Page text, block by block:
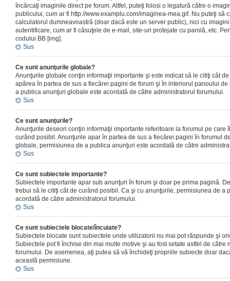
încărcaţi imaginile direct pe forum. Altfel, puteţi folosi o legatură către o
publicului, cum ar fi http://www.examplu.com/imaginea-mea.gif. Nu puteţi să
calculatorul dumneavoastră (doar dacă este un server public), nici cu
autentificare, cum ar fi căsuţele de e-mail, site-uri protejate cu parolă, etc.
codului BB [img].
Sus
Ce sunt anunţurile globale?
Anunţurile globale conţin informaţii importante şi este indicat să le citiţi cât
apărea în partea de sus a fiecărei pagini de forum şi în interiorul panoului
a publica anunţuri globale este acordată de către administratorul forumului.
Sus
Ce sunt anunţurile?
Anunţurile deseori conţin informaţii importante referitoare la forumul pe care
curând posibil. Anunţurile apar în partea de sus a fiecărei pagini în forumul
globale, permisiunea de a publica anunţuri este acordată de către
Sus
Ce sunt subiectele importante?
Subiectele importante apar sub anunţuri în forum şi doar pe prima pagină.
trebui să le citiţi cât de curând posibil. Ca şi cu anunţurile, permisiunea de a
acordată de către administratorul forumului.
Sus
Ce sunt subiectele blocate/încuiate?
Subiectele blocate sunt subiectele unde utilizatorii nu mai pot răspunde şi
Subiectele pot fi închise din mai multe motive şi au fost setate astfel de către
forumului. De asemenea, aţi putea să vă închideţi propriile subiecte doar
această permisiune.
Sus